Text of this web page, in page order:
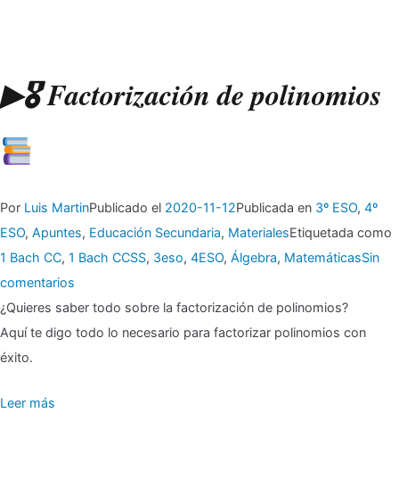
▶🎖 Factorización de polinomios
Por Luis MartinPublicado el 2020-11-12Publicada en 3º ESO, 4º
ESO, Apuntes, Educación Secundaria, MaterialesEtiquetada como
1 Bach CC, 1 Bach CCSS, 3eso, 4ESO, Álgebra, MatemáticasSin
comentarios
▶
🎖
¿Quieres saber todo sobre la factorización de polinomios?
Aquí te digo todo lo necesario para factorizar polinomios con
éxito.
Leer más